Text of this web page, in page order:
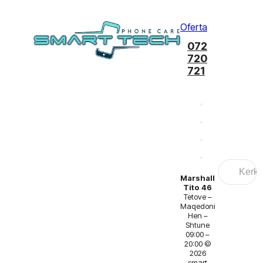
Oferta
072
720
721
Marshall
Tito 46
Tetove –
Maqedoni
Hen –
Shtune
09:00 –
20:00 ©
2026
Search
...